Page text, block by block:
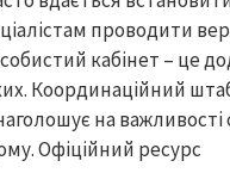
проводити
кабінет – це
Координаційний
на
Офіційний ресурс